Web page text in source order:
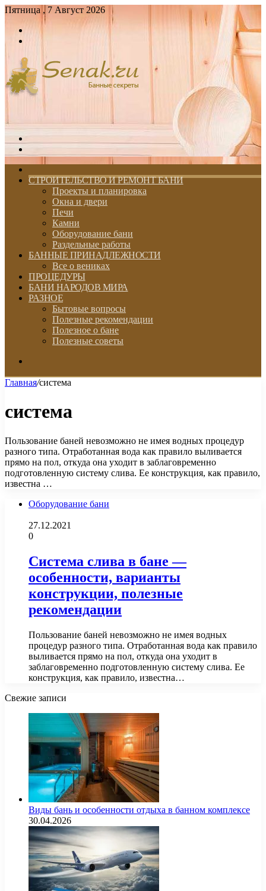
Пятница , 7 Август 2026
Войти
skin
СТРОИТЕЛЬСТВО И РЕМОНТ БАНИ
Проекты и планировка
Окна и двери
Печи
Камни
Оборудование бани
Раздельные работы
БАННЫЕ ПРИНАДЛЕЖНОСТИ
Все о вениках
ПРОЦЕДУРЫ
БАНИ НАРОДОВ МИРА
РАЗНОЕ
Бытовые вопросы
Полезные рекомендации
Полезное о бане
Полезные советы
Главная/система
система
Пользование баней невозможно не имея водных процедур
разного типа. Отработанная вода как правило выливается
прямо на пол, откуда она уходит в заблаговременно
подготовленную систему слива. Ее конструкция, как правило,
известна …
Оборудование бани
27.12.2021
0
Система слива в бане —
особенности, варианты
конструкции, полезные
рекомендации
Пользование баней невозможно не имея водных
процедур разного типа. Отработанная вода как правило
выливается прямо на пол, откуда она уходит в
заблаговременно подготовленную систему слива. Ее
конструкция, как правило, известна…
Свежие записи
Виды бань и особенности отдыха в банном комплексе
30.04.2026